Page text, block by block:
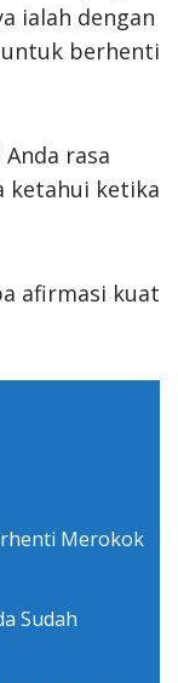
ialah dengan
berhenti
rasa
ketahui ketika
afirmasi kuat
Merokok
Sudah